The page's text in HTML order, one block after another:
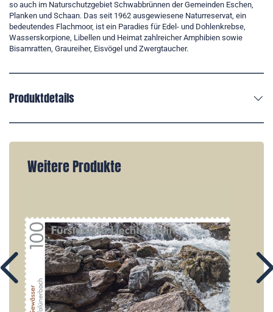
so auch im Naturschutzgebiet Schwabbrünnen der Gemeinden Eschen,
Planken und Schaan. Das seit 1962 ausgewiesene Naturreservat, ein
bedeutendes Flachmoor, ist ein Paradies für Edel- und Dohlenkrebse,
Wasserskorpione, Libellen und Heimat zahlreicher Amphibien sowie
Bisamratten, Graureiher, Eisvögel und Zwergtaucher.
Produktdetails
Weitere Produkte